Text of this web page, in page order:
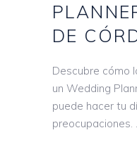
DE
Descubre cómo
un Wedding
puede hacer tu
preocupaciones.